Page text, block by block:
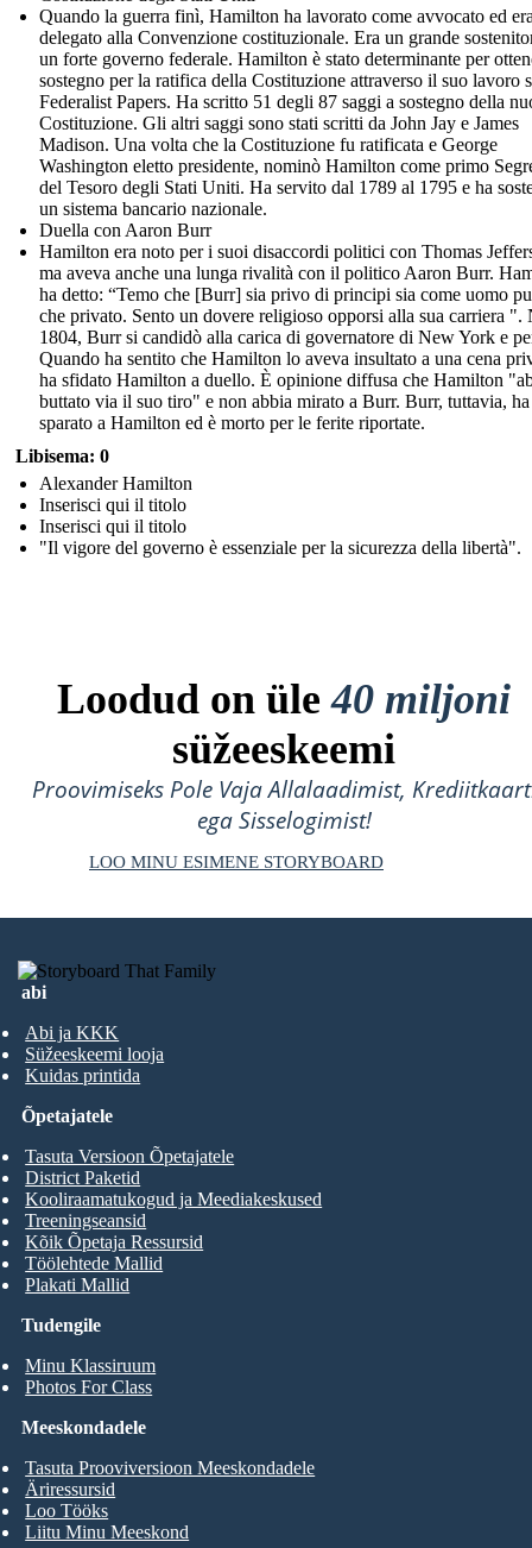
Quando la guerra finì, Hamilton ha lavorato come avvocato ed
delegato alla Convenzione costituzionale. Era un grande
un forte governo federale. Hamilton è stato determinante per
sostegno per la ratifica della Costituzione attraverso il suo lavoro
Federalist Papers. Ha scritto 51 degli 87 saggi a sostegno della
Costituzione. Gli altri saggi sono stati scritti da John Jay e James
Madison. Una volta che la Costituzione fu ratificata e George
Washington eletto presidente, nominò Hamilton come primo
del Tesoro degli Stati Uniti. Ha servito dal 1789 al 1795 e ha
un sistema bancario nazionale.
Duella con Aaron Burr
Hamilton era noto per i suoi disaccordi politici con Thomas
ma aveva anche una lunga rivalità con il politico Aaron Burr.
ha detto: “Temo che [Burr] sia privo di principi sia come uomo
che privato. Sento un dovere religioso opporsi alla sua carriera ".
1804, Burr si candidò alla carica di governatore di New York e
Quando ha sentito che Hamilton lo aveva insultato a una cena
ha sfidato Hamilton a duello. È opinione diffusa che Hamilton
buttato via il suo tiro" e non abbia mirato a Burr. Burr, tuttavia, ha
sparato a Hamilton ed è morto per le ferite riportate.
Libisema: 0
Alexander Hamilton
Inserisci qui il titolo
Inserisci qui il titolo
"Il vigore del governo è essenziale per la sicurezza della libertà".
Loodud on üle40 miljoni
süžeeskeemi
Proovimiseks Pole Vaja Allalaadimist,
ega Sisselogimist!
LOO MINU ESIMENE STORYBOARD
abi
Abi ja KKK
Süžeeskeemi looja
Kuidas printida
Tudengile
Minu Klassiruum
Photos For Class
Õpetajatele
Tasuta Versioon Õpetajatele
District Paketid
Kooliraamatukogud ja Meediakeskused
Treeningseansid
Kõik Õpetaja Ressursid
Töölehtede Mallid
Plakati Mallid
Meeskondadele
Tasuta Prooviversioon Meeskondadele
Äriressursid
Loo Tööks
Liitu Minu Meeskond